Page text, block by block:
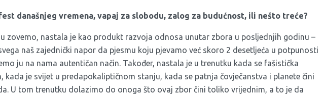
današnjeg vremena, vapaj za slobodu, zalog za budućnost, ili nešto treće?
zovemo, nastala je kao produkt razvoja odnosa unutar zbora u posljednjih godinu –
naš zajednički napor da pjesmu koju pjevamo već skoro 2 desetljeća u potpunosti
ju na nama autentičan način. Također, nastala je u trenutku kada se fašistička
kada je svijet u predapokaliptičnom stanju, kada se patnja čovječanstva i planete čini
U tom trenutku dolazimo do onoga što ovaj zbor čini toliko vrijednim, a to je da